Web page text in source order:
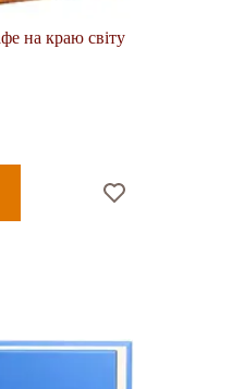
на краю світу